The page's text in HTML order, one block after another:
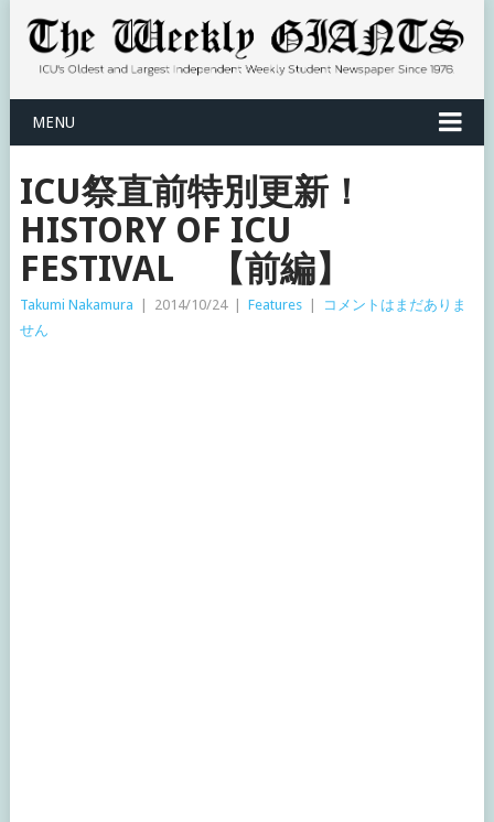
MENU
ICU祭直前特別更新！
HISTORY OF ICU
FESTIVAL 【前編】
Takumi Nakamura 2014/10/24 Features
コメントはまだありま
せん